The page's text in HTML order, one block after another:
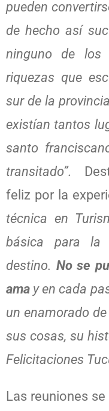
pueden
de hecho así
ninguno de los
riquezas que
sur de la
existían tantos
santo
transitado”.
feliz por la
técnica en
básica para la
destino. No se
ama y en cada
un enamorado
sus cosas, su
Felicitaciones
Las reuniones